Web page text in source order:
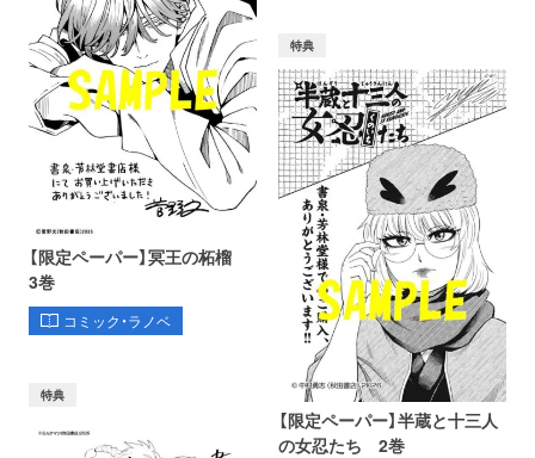
【限定ペーパー】冥王の柘榴
3巻
コミック・ラノベ
特典
【限定ペーパー】半蔵と十三人
の女忍たち 2巻
特典